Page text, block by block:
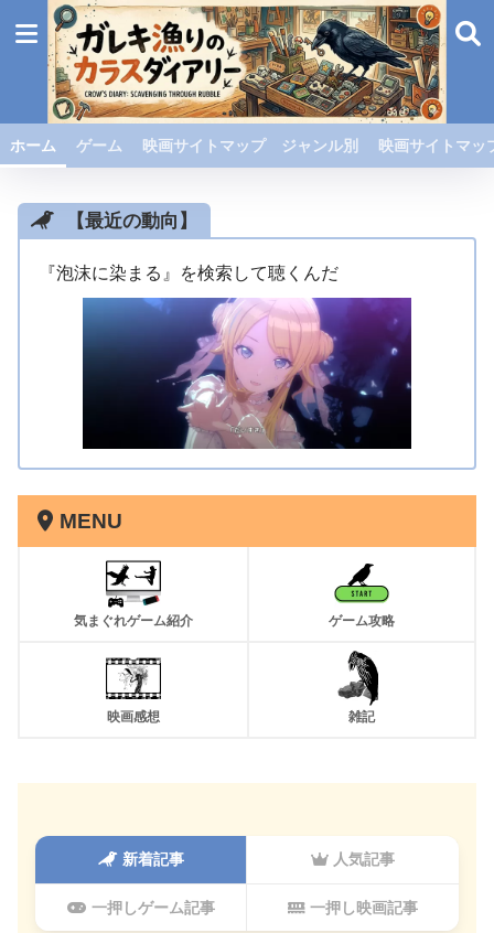
ホーム ゲーム 映画サイトマップ ジャンル別 映画サイトマ
【最近の動向】
『泡沫に染まる』を検索して聴くんだ
MENU
気まぐれゲーム紹介 ゲーム攻略
映画感想 雑記
新着記事 人気記事
一押しゲーム記事 一押し映画記事